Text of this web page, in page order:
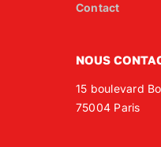
Contact
NOUS
15 boulevard
75004 Paris